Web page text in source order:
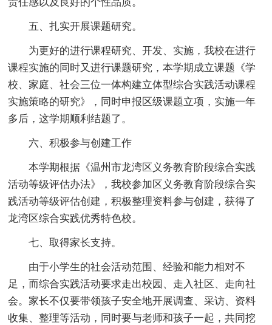
五、扎实开展课题研究。
为更好的进行课程研究、开发、实施，我校在进行
课程实施的同时又进行课题研究，本学期成立课题《学
校、家庭、社会三位一体构建立体型综合实践活动课程
实施策略的研究》，同时申报区级课题立项，实施一年
多后，这学期顺利结题了。
六、积极参与创建工作
本学期根据《温州市龙湾区义务教育阶段综合实践
活动等级评估办法》，我校参加区义务教育阶段综合实
践活动等级评估创建，积极整理资料参与创建，获得了
龙湾区综合实践优秀特色校。
七、取得家长支持。
由于小学生的社会活动范围、经验和能力相对不
足，而综合实践活动要求走出校园、走入社区、走向社
会。家长不仅要带领孩子安全地开展调查、采访、资料
收集、整理等活动，同时要与老师和孩子一起，共同挖